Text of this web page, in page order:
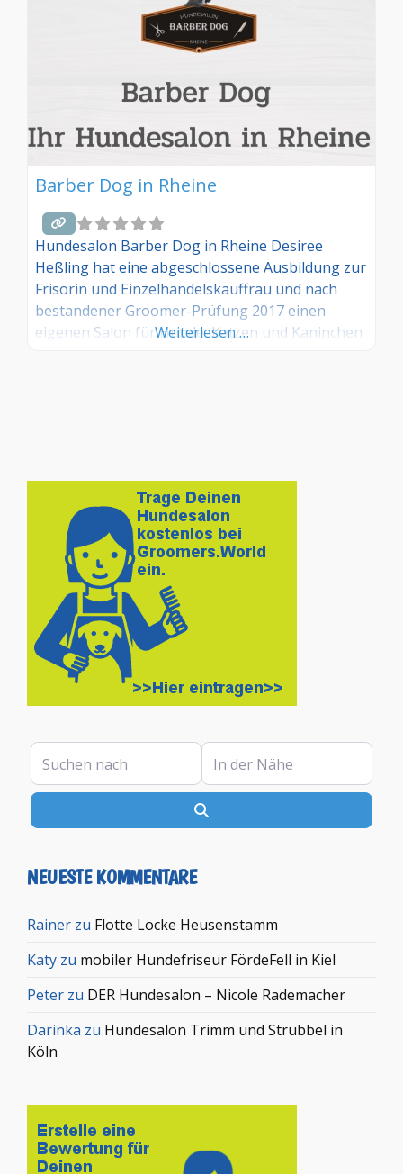
Barber Dog in Rheine
Hundesalon Barber Dog in Rheine Desiree
Heßling hat eine abgeschlossene Ausbildung zur
Frisörin und Einzelhandelskauffrau und nach
bestandener Groomer-Prüfung 2017 einen
eigenen Salon für Hunde, Katzen und Kaninchen
Weiterlesen …
Suchen nach In der Nähe
NEUESTE KOMMENTARE
Rainer zu Flotte Locke Heusenstamm
Katy zu mobiler Hundefriseur FördeFell in Kiel
Peter zu DER Hundesalon – Nicole Rademacher
Darinka zu Hundesalon Trimm und Strubbel in
Köln